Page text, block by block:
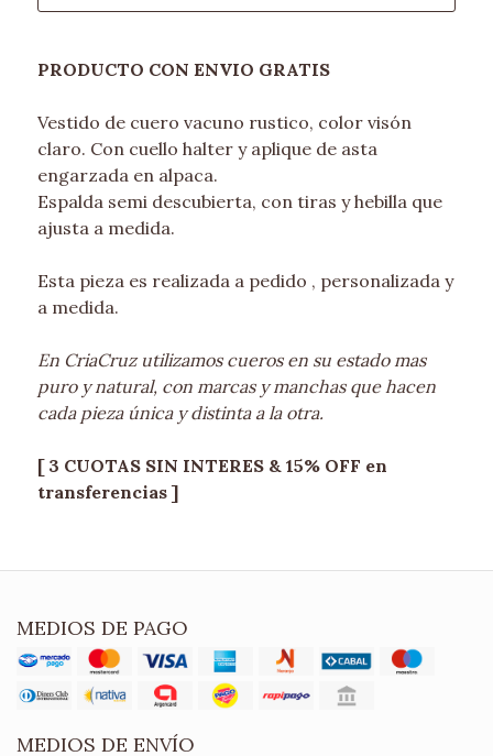
PRODUCTO CON ENVIO GRATIS
Vestido de cuero vacuno rustico, color visón
claro. Con cuello halter y aplique de asta
engarzada en alpaca.
Espalda semi descubierta, con tiras y hebilla que
ajusta a medida.
Esta pieza es realizada a pedido , personalizada y
a medida.
En CriaCruz utilizamos cueros en su estado mas
puro y natural, con marcas y manchas que hacen
cada pieza única y distinta a la otra.
[ 3 CUOTAS SIN INTERES & 15% OFF en
transferencias ]
MEDIOS DE PAGO
MEDIOS DE ENVÍO